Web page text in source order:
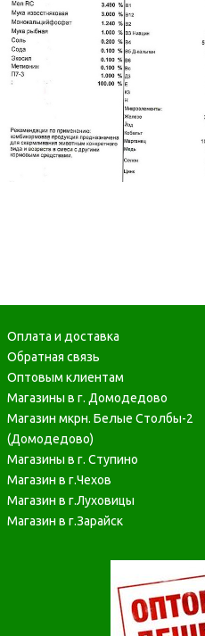
Оплата и доставка
Обратная связь
Оптовым клиентам
Магазины в г. Домодедово
Магазин мкрн. Белые Столбы-2
(Домодедово)
Магазины в г. Ступино
Магазин в г.Чехов
Магазин в г.Луховицы
Магазин в г.Зарайск